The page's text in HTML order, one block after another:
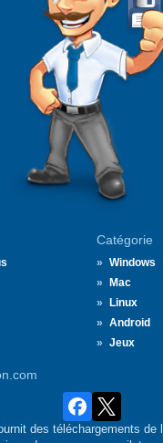
Catégorie
Windows
Mac
Linux
Android
Jeux
des téléchargements de